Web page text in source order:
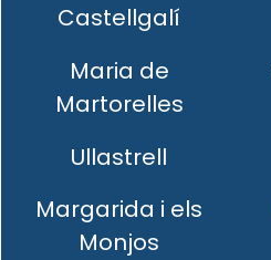
Castellgalí
Maria de
Martorelles
Ullastrell
Margarida i els
Monjos